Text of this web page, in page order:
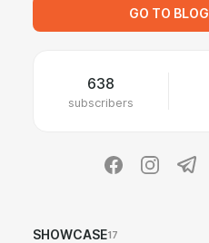
GO TO BLOG
638
subscribers
SHOWCASE17